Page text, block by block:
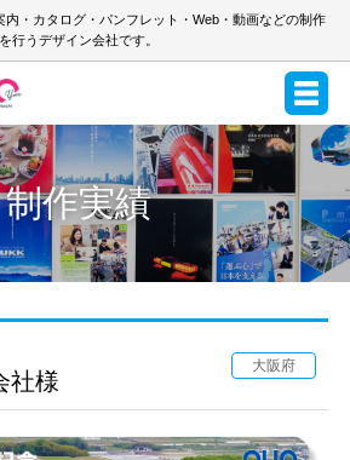
・カタログ・パンフレット・Web・動画などの制作
を行うデザイン会社です。
制作実績
社様
大阪府